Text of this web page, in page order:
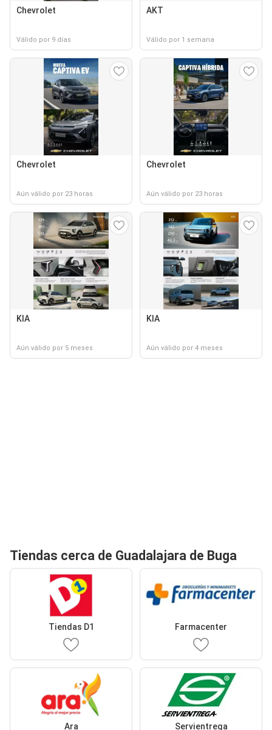
Chevrolet
Válido por 9 días
AKT
Válido por 1 semana
Chevrolet
Aún válido por 23 horas
Chevrolet
Aún válido por 23 horas
KIA
Aún válido por 5 meses
KIA
Aún válido por 4 meses
Tiendas cerca de Guadalajara de Buga
Tiendas D1 Farmacenter
Ara Servientrega